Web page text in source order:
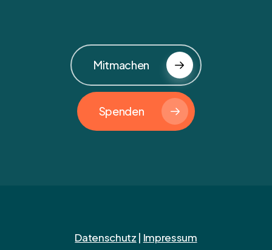
Mitmachen
Spenden
Datenschutz | Impressum